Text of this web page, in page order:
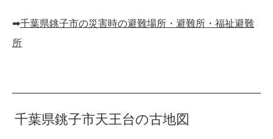
➡︎千葉県銚子市の災害時の避難場所・避難所・福祉避難
所
千葉県銚子市天王台の古地図